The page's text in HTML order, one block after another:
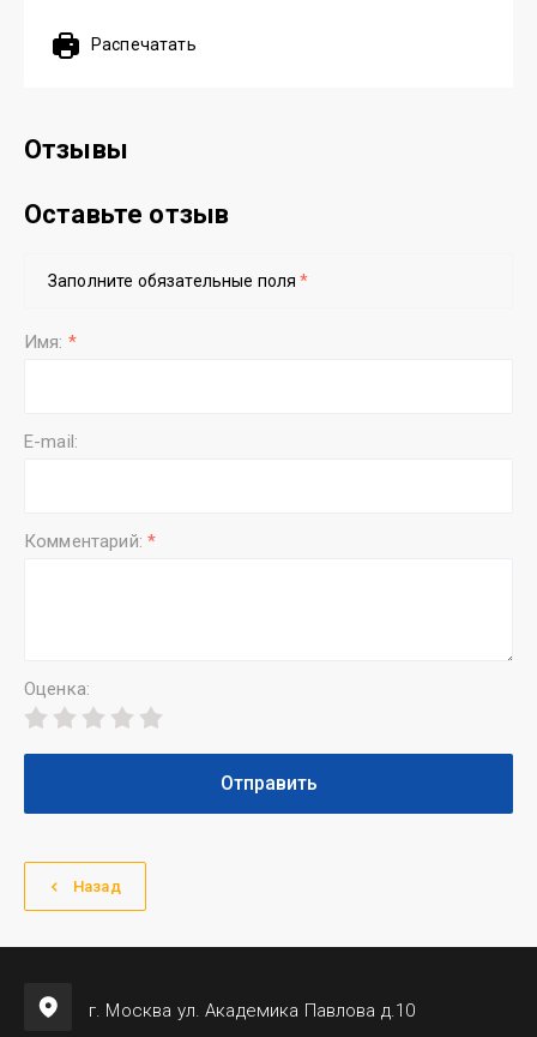
Распечатать
Отзывы
Оставьте отзыв
Заполните обязательные поля*
Имя: *
E-mail:
Комментарий:*
Оценка:
Отправить
Назад
г. Москва ул. Академика Павлова д.10